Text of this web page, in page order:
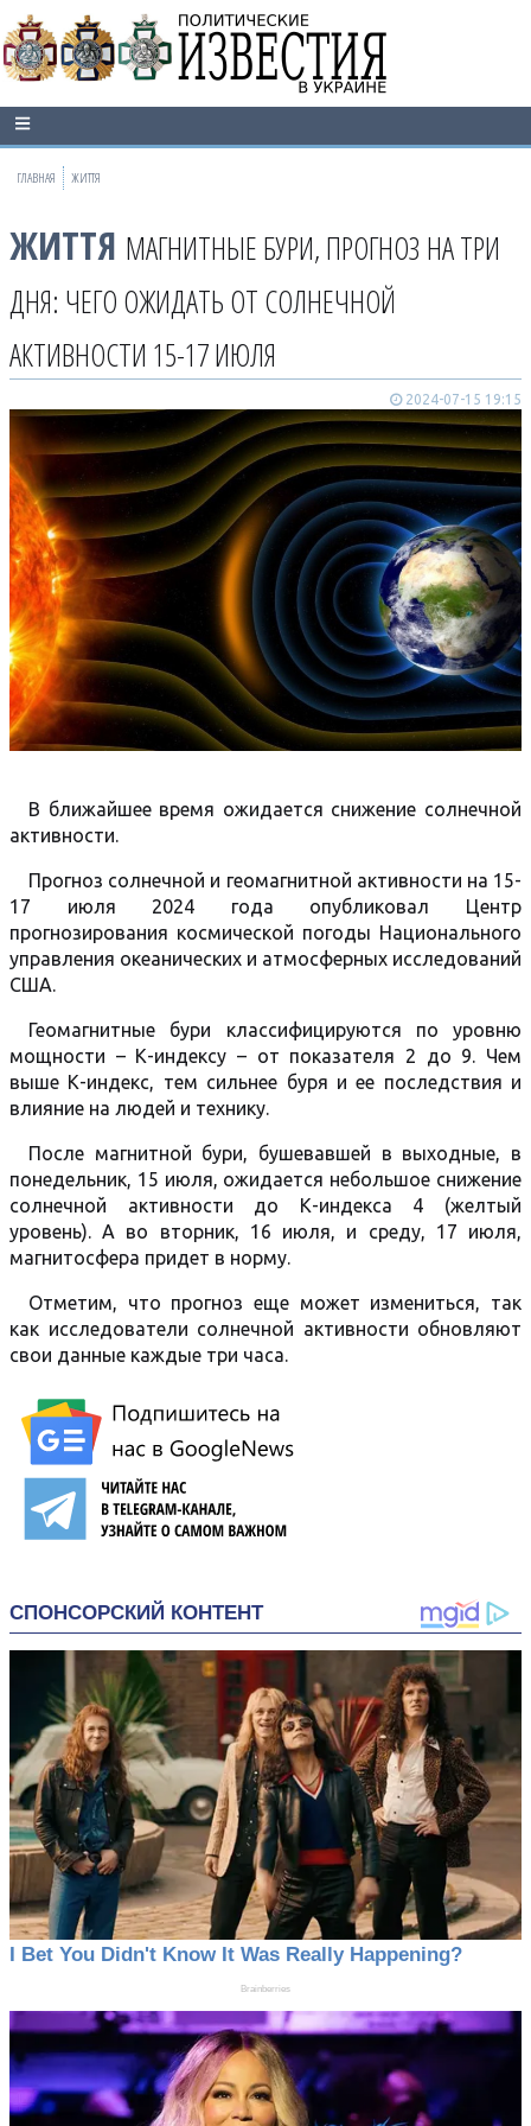
ГЛАВНАЯ ЖИТТЯ
ЖИТТЯ МАГНИТНЫЕ БУРИ, ПРОГНОЗ НА ТРИ
ДНЯ: ЧЕГО ОЖИДАТЬ ОТ СОЛНЕЧНОЙ
АКТИВНОСТИ 15-17 ИЮЛЯ
2024-07-15 19:15
В ближайшее время ожидается снижение солнечной
активности.
Прогноз солнечной и геомагнитной активности на 15-
17 июля 2024 года опубликовал Центр
прогнозирования космической погоды Национального
управления океанических и атмосферных исследований
США.
Геомагнитные бури классифицируются по уровню
мощности – К-индексу – от показателя 2 до 9. Чем
выше К-индекс, тем сильнее буря и ее последствия и
влияние на людей и технику.
После магнитной бури, бушевавшей в выходные, в
понедельник, 15 июля, ожидается небольшое снижение
солнечной активности до К-индекса 4 (желтый
уровень). А во вторник, 16 июля, и среду, 17 июля,
магнитосфера придет в норму.
Отметим, что прогноз еще может измениться, так
как исследователи солнечной активности обновляют
свои данные каждые три часа.